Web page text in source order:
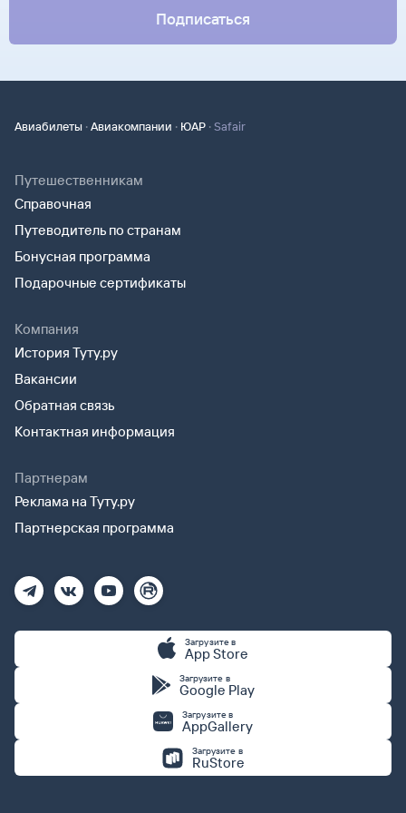
Подписаться
Авиабилеты ·Авиакомпании · ЮАР ·Safair
Путешественникам
Справочная
Путеводитель по странам
Бонусная программа
Подарочные сертификаты
Компания
История Туту.ру
Вакансии
Обратная связь
Контактная информация
Партнерам
Реклама на Туту.ру
Партнерская программа
Загрузите в
App Store
Загрузите в
Google Play
Загрузите в
AppGallery
Загрузите в
RuStore